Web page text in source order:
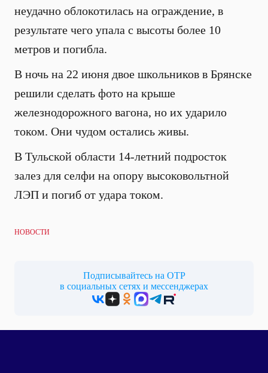
неудачно облокотилась на ограждение, в
результате чего упала с высоты более 10
метров и погибла.
В ночь на 22 июня двое школьников в Брянске
решили сделать фото на крыше
железнодорожного вагона, но их ударило
током. Они чудом остались живы.
В Тульской области 14-летний подросток
залез для селфи на опору высоковольтной
ЛЭП и погиб от удара током.
НОВОСТИ
Подписывайтесь на ОТР
в социальных сетях и мессенджерах